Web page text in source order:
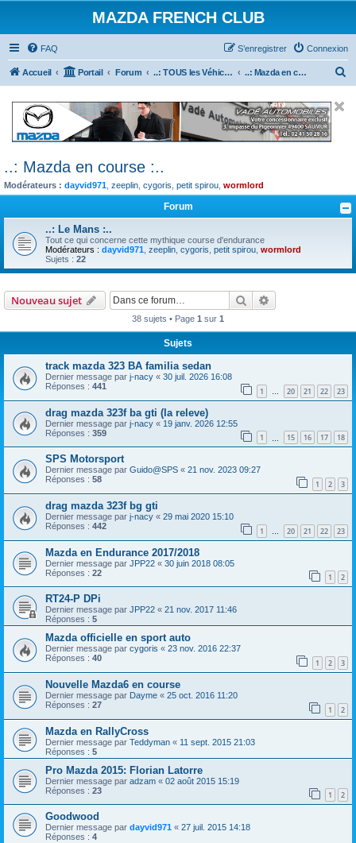
MAZDA FRENCH CLUB
FAQ Connexion
S’enregistrer
Accueil Portail Forum ..: TOUS les Véhicules MAZDA :.. ..: Mazda en course :..
h
..: Mazda en course :..
Modérateurs : dayvid971 zeeplin cygoris petit spirou wormlord
Forum
..: Le Mans :..
Tout ce qui concerne cette mythique course d'endurance
Modérateurs : dayvid971 zeeplin cygoris petit spirou wormlord
Sujets : 22
Nouveau sujet Rechercher
38 sujets • Page 1 sur 1
Sujets
track mazda 323 BA familia sedan
Dernier message par j-nacy « 30 juil. 2026 16:08
Réponses : 441 1 … 20 21 22 23
drag mazda 323f ba gti (la releve)
Dernier message par j-nacy « 19 janv. 2026 12:55
Réponses : 359 1 15 16 17 18
SPS Motorsport
Dernier message par Guido@SPS « 21 nov. 2023 09:27
Réponses : 58 1 2 3
drag mazda 323f bg gti
Dernier message par j-nacy « 29 mai 2020 15:10
Réponses : 442 1 … 20 21 22 23
Mazda en Endurance 2017/2018
Dernier message par JPP22 « 30 juin 2018 08:05
Réponses : 22 1 2
RT24-P DPi
Dernier message par JPP22 « 21 nov. 2017 11:46
Réponses : 5
Mazda officielle en sport auto
Dernier message par cygoris « 23 nov. 2016 22:37
Réponses : 40 1 2 3
Nouvelle Mazda6 en course
Dernier message par Dayme « 25 oct. 2016 11:20
Réponses : 27 1 2
Mazda en RallyCross
Dernier message par Teddyman « 11 sept. 2015 21:03
Réponses : 5
Pro Mazda 2015: Florian Latorre
Dernier message par adzam « 02 août 2015 15:19
Réponses : 23 1 2
Goodwood
Dernier message par dayvid971 « 27 juil. 2015 14:18
Réponses : 4